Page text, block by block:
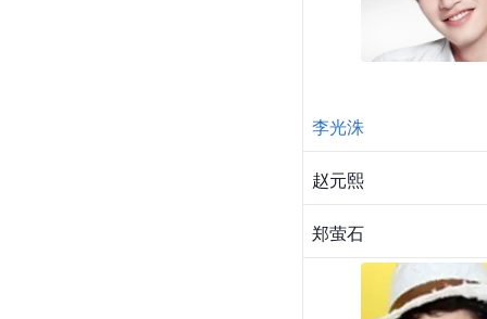
李光洙
赵元熙
郑萤石